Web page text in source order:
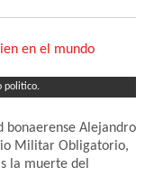
politico.
bonaerense Alejandro
Militar Obligatorio,
la muerte del